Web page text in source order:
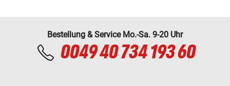
Bestellung & Service Mo.-Sa. 9-20 Uhr
0049 40 734 193 60